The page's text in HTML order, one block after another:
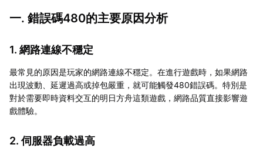
一. 錯誤碼480的主要原因分析
1. 網路連線不穩定
最常見的原因是玩家的網路連線不穩定。在進行遊戲時，如果網路
出現波動、延遲過高或掉包嚴重，就可能觸發480錯誤碼。特別是
對於需要即時資料交互的明日方舟這類遊戲，網路品質直接影響遊
戲體驗。
2. 伺服器負載過高